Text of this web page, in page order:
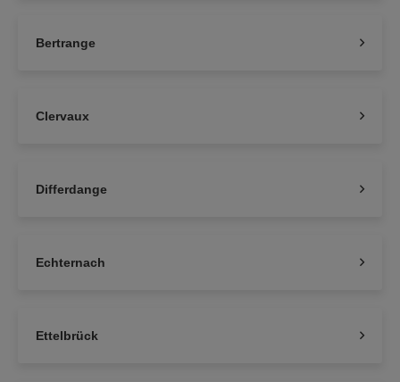
Bertrange
Clervaux
Differdange
Echternach
Ettelbrück